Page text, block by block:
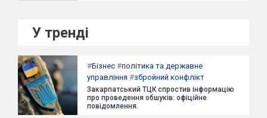
У тренді
#Бізнес #політика та державне
управління #збройний конфлікт
Закарпатський ТЦК спростив інформацію
про проведення обшуків: офіційне
повідомлення.